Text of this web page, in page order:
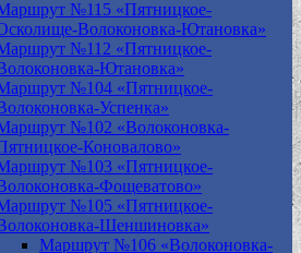
№115 «Пятницкое-
Волоконовка-Ютановка»
№112 «Пятницкое-
Ютановка»
№104 «Пятницкое-
Успенка»
№102 «Волоконовка-
Коновалово»
№103 «Пятницкое-
Фощеватово»
№105 «Пятницкое-
Шеншиновка»
Маршрут №106 «Волоконовка-